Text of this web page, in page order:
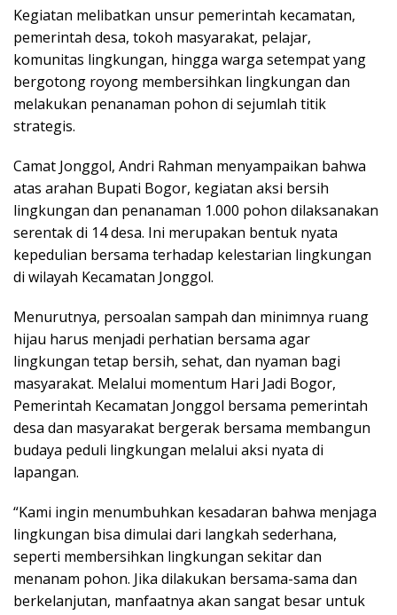
Kegiatan melibatkan unsur pemerintah kecamatan,
pemerintah desa, tokoh masyarakat, pelajar,
komunitas lingkungan, hingga warga setempat yang
bergotong royong membersihkan lingkungan dan
melakukan penanaman pohon di sejumlah titik
strategis.
Camat Jonggol, Andri Rahman menyampaikan bahwa
atas arahan Bupati Bogor, kegiatan aksi bersih
lingkungan dan penanaman 1.000 pohon dilaksanakan
serentak di 14 desa. Ini merupakan bentuk nyata
kepedulian bersama terhadap kelestarian lingkungan
di wilayah Kecamatan Jonggol.
Menurutnya, persoalan sampah dan minimnya ruang
hijau harus menjadi perhatian bersama agar
lingkungan tetap bersih, sehat, dan nyaman bagi
masyarakat. Melalui momentum Hari Jadi Bogor,
Pemerintah Kecamatan Jonggol bersama pemerintah
desa dan masyarakat bergerak bersama membangun
budaya peduli lingkungan melalui aksi nyata di
lapangan.
“Kami ingin menumbuhkan kesadaran bahwa menjaga
lingkungan bisa dimulai dari langkah sederhana,
seperti membersihkan lingkungan sekitar dan
menanam pohon. Jika dilakukan bersama-sama dan
berkelanjutan, manfaatnya akan sangat besar untuk